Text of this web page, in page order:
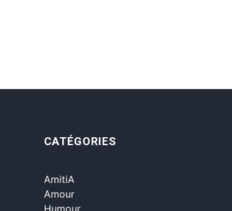
CATÉGORIES
AmitiA
Amour
Humour